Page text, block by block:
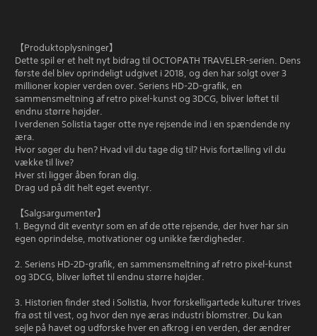
【Produktoplysninger】
Dette spil er et helt nyt bidrag til OCTOPATH TRAVELER-serien. Dens
første del blev oprindeligt udgivet i 2018, og den har solgt over 3
millioner kopier verden over. Seriens HD-2D-grafik, en
sammensmeltning af retro pixel-kunst og 3DCG, bliver løftet til
endnu større højder.
I verdenen Solistia tager otte nye rejsende ind i en spændende ny
æra.
Hvor søger du hen? Hvad vil du tage dig til? Hvis fortælling vil du
vække til live?
Hver sti ligger åben foran dig.
Drag ud på dit helt eget eventyr.
【Salgsargumenter】
1. Begynd dit eventyr som en af de otte rejsende, der hver har sin
egen oprindelse, motivationer og unikke færdigheder.
2. Seriens HD-2D-grafik, en sammensmeltning af retro pixel-kunst
og 3DCG, bliver løftet til endnu større højder.
3. Historien finder sted i Solistia, hvor forskelligartede kulturer trives
fra øst til vest, og hvor den nye æras industri blomstrer. Du kan
sejle på havet og udforske hver en afkrog i en verden, der ændrer